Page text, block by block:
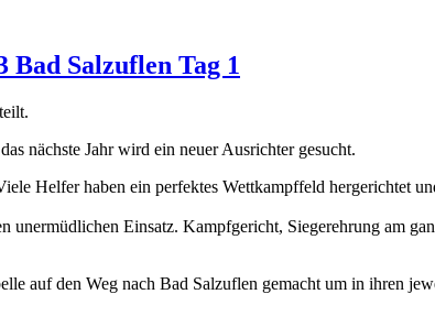
Bad Salzuflen Tag 1
nächste Jahr wird ein neuer Ausrichter gesucht.
Helfer haben ein perfektes Wettkampffeld hergerichtet
Einsatz. Kampfgericht, Siegerehrung am
auf den Weg nach Bad Salzuflen gemacht um in ihren